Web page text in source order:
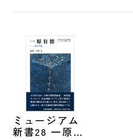
ミュージアム
新書28 一原有